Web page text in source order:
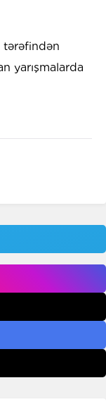
tərəfindən
yarışmalarda